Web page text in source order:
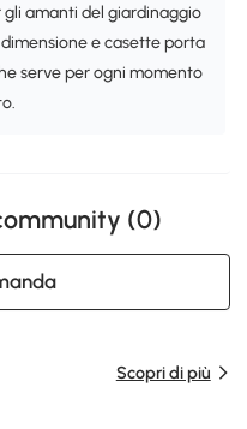
amanti del giardinaggio
e casette porta
serve per ogni momento
(0)
Scopri di più